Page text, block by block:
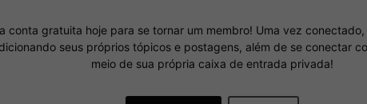
conta gratuita hoje para se tornar um membro! Uma vez
seus próprios tópicos e postagens, além de se conectar
meio de sua própria caixa de entrada privada!